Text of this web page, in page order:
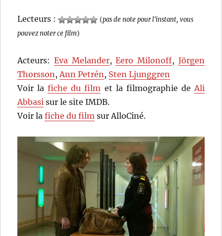
Lecteurs : (pas de note pour l'instant, vous
pouvez noter ce film)
Acteurs: Eva Melander,Eero Milonoff, Jörgen
Thorsson,Ann Petrén, Sten Ljunggren
Voir lafiche du film et la filmographie deAli
Abbasi sur le site IMDB.
Voir lafiche du film sur AlloCiné.